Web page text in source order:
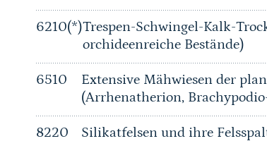
6210(*)Trespen-Schwingel-Kalk-
orchideenreiche Bestände)
6510
Extensive Mähwiesen der
(Arrhenatherion,
8220 Silikatfelsen und ihre